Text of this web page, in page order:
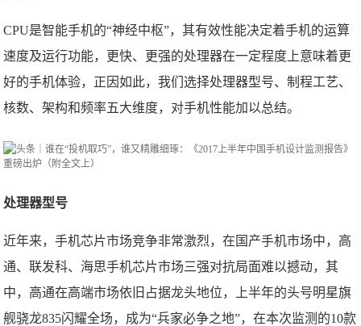
CPU是智能手机的“神经中枢”，其有效性能决定着手机的运算
速度及运行功能，更快、更强的处理器在一定程度上意味着更
好的手机体验，正因如此，我们选择处理器型号、制程工艺、
核数、架构和频率五大维度，对手机性能加以总结。
处理器型号
近年来，手机芯片市场竞争非常激烈，在国产手机市场中，高
通、联发科、海思手机芯片市场三强对抗局面难以撼动，其
中，高通在高端市场依旧占据龙头地位，上半年的头号明星旗
舰骁龙835闪耀全场，成为“兵家必争之地”，在本次监测的10款